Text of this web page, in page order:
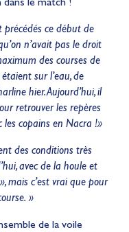
précédés ce début de
n’avait pas le droit
des courses de
sur l’eau, de
hier. Aujourd’hui, il
retrouver les repères
copains en Nacra !»
des conditions très
avec de la houle et
mais c’est vrai que pour
»
de la voile